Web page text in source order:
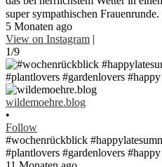
super sympathischen
5 Monaten ago
View on Instagram |
1/9
wildemoehre.blog
•
Follow
#wochenrückblick
#plantlovers #gardenlovers